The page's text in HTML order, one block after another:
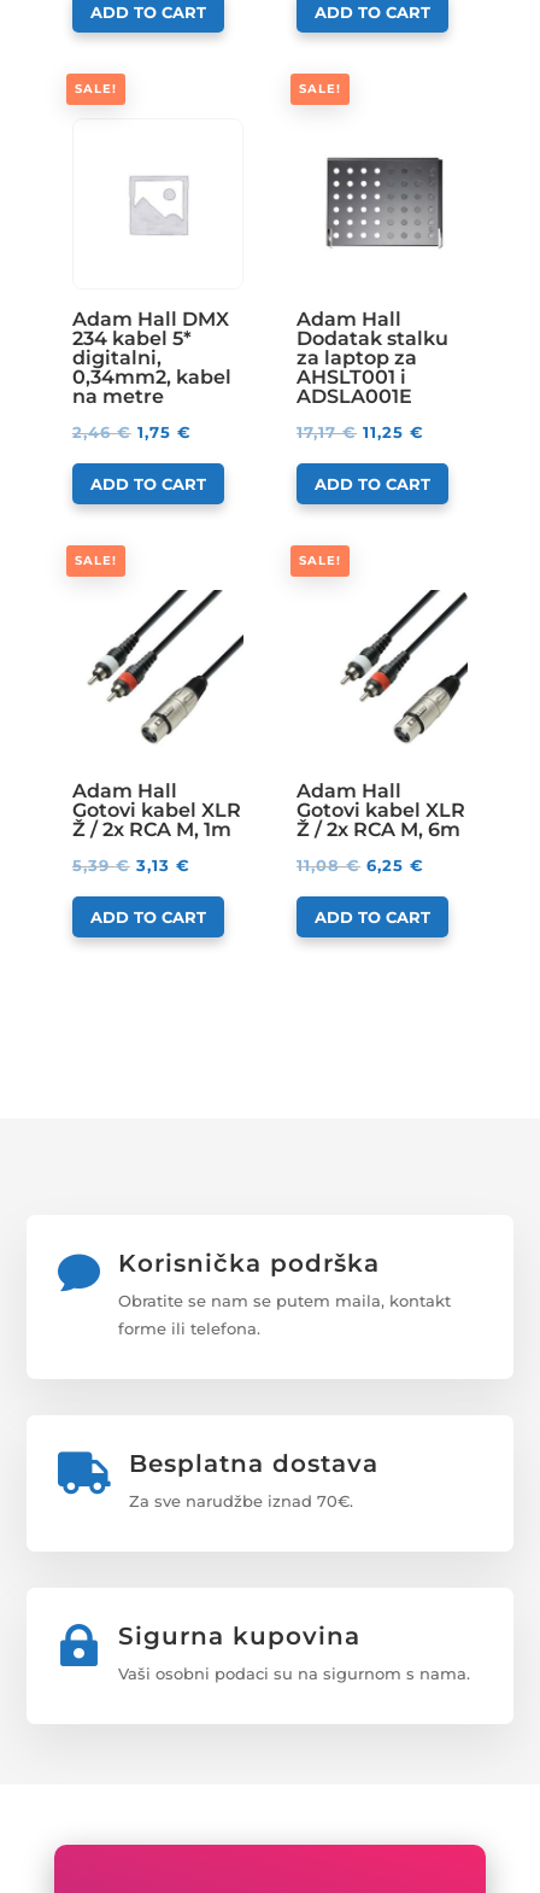
ADD TO CART ADD TO CART
SALE!
Adam Hall DMX
234 kabel 5*
digitalni,
0,34mm2, kabel
na metre
2,46€ 1,75 €
ADD TO CART
SALE!
Adam Hall
Dodatak stalku
za laptop za
AHSLT001 i
ADSLA001E
17,17€ 11,25€
ADD TO CART
SALE!
Adam Hall
Gotovi kabel XLR
Ž / 2x RCA M, 1m
5,39€ 3,13 €
ADD TO CART
SALE!
Adam Hall
Gotovi kabel XLR
Ž / 2x RCA M, 6m
11,08€ 6,25€
ADD TO CART
 Korisnička podrška
Obratite se nam se putem maila, kontakt
forme ili telefona.
 Besplatna dostava
Za sve narudžbe iznad 70€.
 Sigurna kupovina
Vaši osobni podaci su na sigurnom s nama.